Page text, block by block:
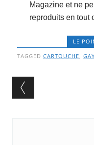
Magazine et ne
reproduits en tout
LE
TAGGEDCARTOUCHE,GAY
Post